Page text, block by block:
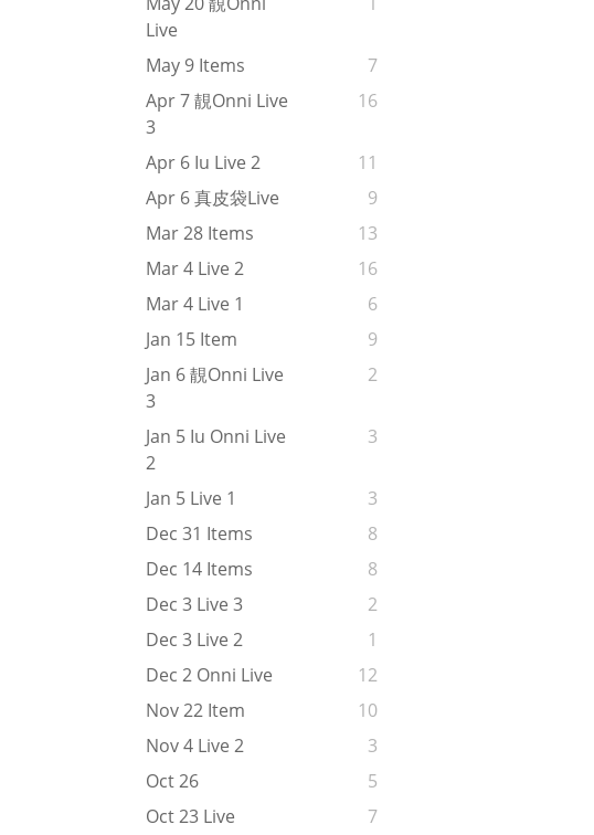
Live
May 9 Items
7
Apr 7 靚onni Live
3
16
Apr 6 Iu Live 2
11
Apr 6 真皮袋live
9
Mar 28 Items
13
Mar 4 Live 2
16
Mar 4 Live 1
6
Jan 15 Item
9
Jan 6 靚onni Live
3
2
Jan 5 Iu Onni Live
2
3
Jan 5 Live 1
3
Dec 31 Items
8
Dec 14 Items
8
Dec 3 Live 3
2
Dec 3 Live 2
1
Dec 2 Onni Live
12
Nov 22 Item
10
Nov 4 Live 2
3
Oct 26
5
Oct 23 Live
7